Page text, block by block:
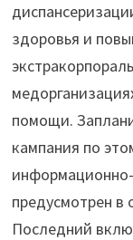
здоровья и
помощи.
кампания по
предусмотрен в
Последний